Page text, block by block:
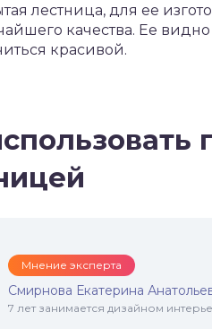
лестница, для ее
качества. Ее
красивой.
Мнение эксперта
Смирнова Екатерина
7 лет занимается дизайном